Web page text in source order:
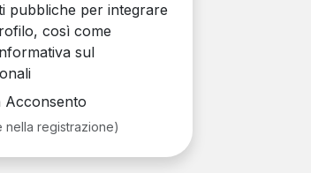
pubbliche per integrare
così come
sul
Acconsento
registrazione)